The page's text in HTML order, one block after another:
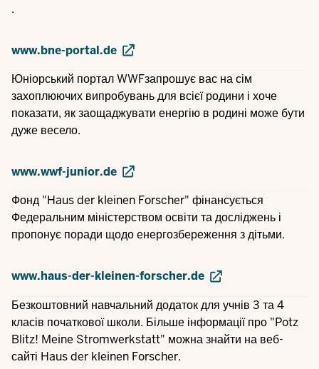
.
www.bne-portal.de
Юніорський портал WWFзапрошує вас на сім
захоплюючих випробувань для всієї родини і хоче
показати, як заощаджувати енергію в родині може бути
дуже весело.
www.wwf-junior.de
Фонд "Haus der kleinen Forscher" фінансується
Федеральним міністерством освіти та досліджень і
пропонує поради щодо енергозбереження з дітьми.
www.haus-der-kleinen-forscher.de
Безкоштовний навчальний додаток для учнів 3 та 4
класів початкової школи. Більше інформації про "Potz
Blitz! Meine Stromwerkstatt" можна знайти на веб-
сайті Haus der kleinen Forscher.